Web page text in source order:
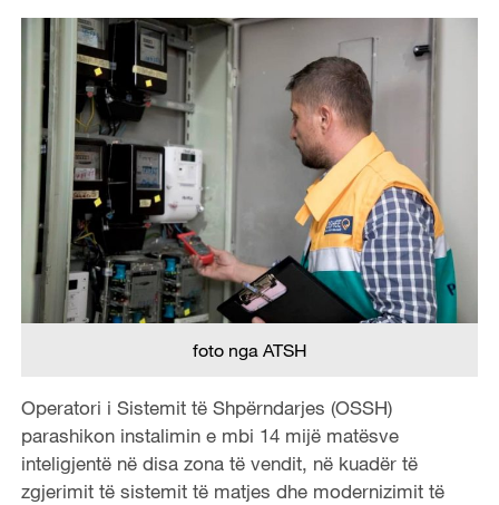
foto nga ATSH
Operatori i Sistemit të Shpërndarjes (OSSH)
parashikon instalimin e mbi 14 mijë matësve
inteligjentë në disa zona të vendit, në kuadër të
zgjerimit të sistemit të matjes dhe modernizimit të